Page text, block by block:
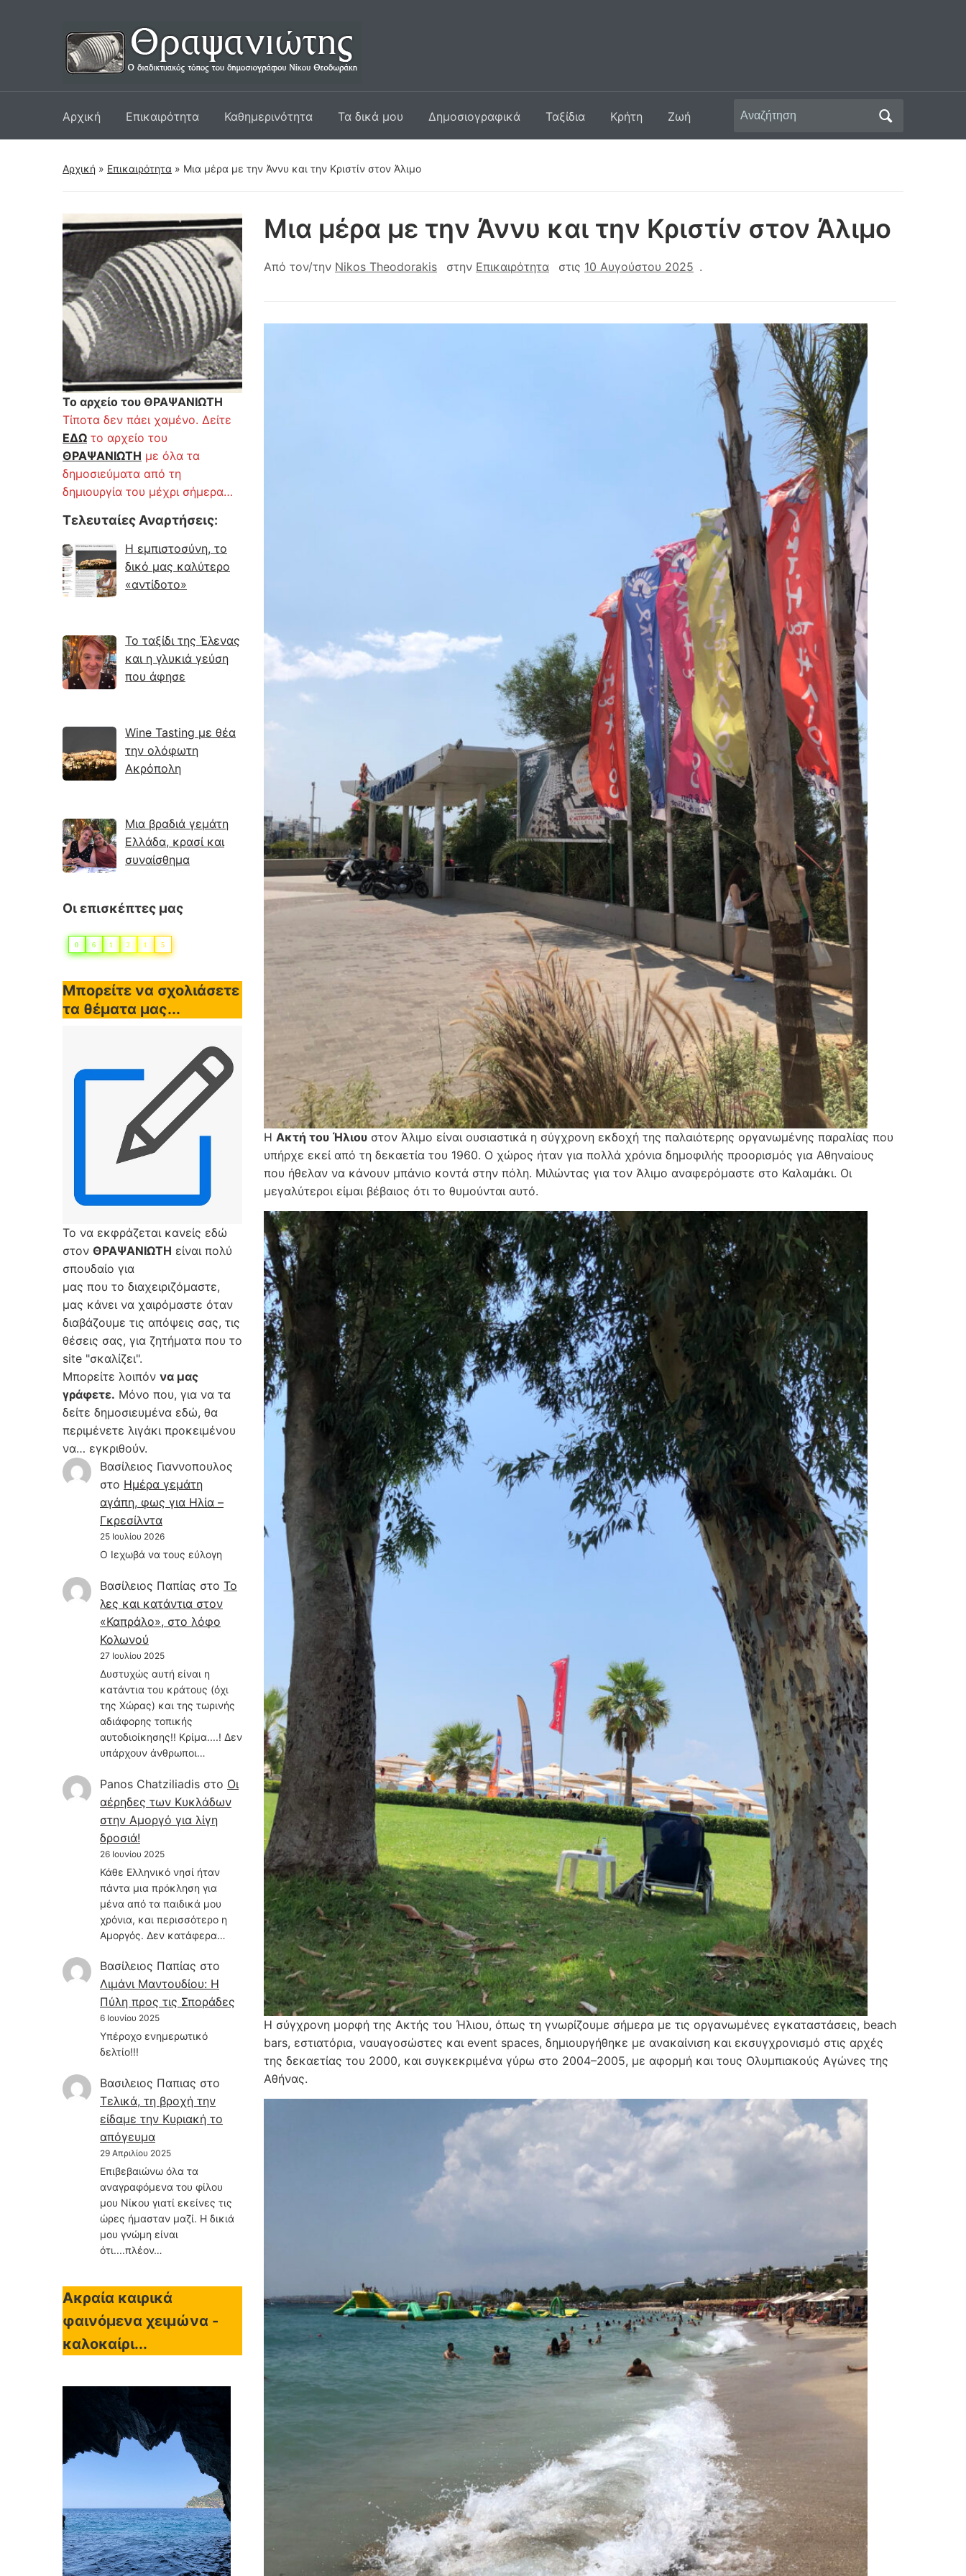
Αρχική Επικαιρότητα Καθημερινότητα Τα δικά μου Δημοσιογραφικά Ταξίδια Κρήτη Ζωή
Αναζήτηση
Αρχική » Επικαιρότητα » Μια μέρα με την Άννυ και την Κριστίν στον Άλιμο
Το αρχείο του ΘΡΑΨΑΝΙΩΤΗ
Τίποτα δεν πάει χαμένο. Δείτε
ΕΔΩ το αρχείο του
ΘΡΑΨΑΝΙΩΤΗ με όλα τα
δημοσιεύματα από τη
δημιουργία του μέχρι σήμερα…
Τελευταίες Αναρτήσεις:
Η εμπιστοσύνη, το
δικό μας καλύτερο
«αντίδοτο»
Το ταξίδι της Έλενας
και η γλυκιά γεύση
που άφησε
Wine Tasting με θέα
την ολόφωτη
Ακρόπολη
Μια βραδιά γεμάτη
Ελλάδα, κρασί και
συναίσθημα
Οι επισκέπτες μας
0 6 1 2 1 5
Μπορείτε να σχολιάσετε
τα θέματα μας...
Το να εκφράζεται κανείς εδώ
στον ΘΡΑΨΑΝΙΩΤΗ είναι πολύ
σπουδαίο για
μας που το διαχειριζόμαστε,
μας κάνει να χαιρόμαστε όταν
διαβάζουμε τις απόψεις σας, τις
θέσεις σας, για ζητήματα που το
site "σκαλίζει".
Μπορείτε λοιπόν να μας
γράφετε. Μόνο που, για να τα
δείτε δημοσιευμένα εδώ, θα
περιμένετε λιγάκι προκειμένου
να… εγκριθούν.
Βασίλειος Γιαννοπουλος
στο Hμέρα γεμάτη
αγάπη, φως για Ηλία –
Γκρεσίλντα
25 Ιουλίου 2026
Ο Ιεχωβά να τους εύλογη
Βασίλειος Παπίας στο Το
λες και κατάντια στον
«Καπράλο», στο λόφο
Κολωνού
27 Ιουλίου 2025
Δυστυχώς αυτή είναι η
κατάντια του κράτους (όχι
της Χώρας) και της τωρινής
αδιάφορης τοπικής
αυτοδιοίκησης!! Κρίμα....! Δεν
υπάρχουν άνθρωποι…
Panos Chatziliadis στο Οι
αέρηδες των Κυκλάδων
στην Αμοργό για λίγη
δροσιά!
26 Ιουνίου 2025
Κάθε Ελληνικό νησί ήταν
πάντα μια πρόκληση για
μένα από τα παιδικά μου
χρόνια, και περισσότερο η
Αμοργός. Δεν κατάφερα…
Βασίλειος Παπίας στο
Λιμάνι Μαντουδίου: Η
Πύλη προς τις Σποράδες
6 Ιουνίου 2025
Υπέροχο ενημερωτικό
δελτίο!!!
Βασιλειος Παπιας στο
Τελικά, τη βροχή την
είδαμε την Κυριακή το
απόγευμα
29 Απριλίου 2025
Επιβεβαιώνω όλα τα
αναγραφόμενα του φίλου
μου Νίκου γιατί εκείνες τις
ώρες ήμασταν μαζί. Η δικιά
μου γνώμη είναι
ότι....πλέον…
Ακραία καιρικά
φαινόμενα χειμώνα -
καλοκαίρι...
Μια μέρα με την Άννυ και την Κριστίν στον Άλιμο
Από τον/την Nikos Theodorakis στην Επικαιρότητα στις 10 Αυγούστου 2025 .
Η Ακτή του Ήλιου στον Άλιμο είναι ουσιαστικά η σύγχρονη εκδοχή της παλαιότερης οργανωμένης παραλίας που
υπήρχε εκεί από τη δεκαετία του 1960. Ο χώρος ήταν για πολλά χρόνια δημοφιλής προορισμός για Αθηναίους
που ήθελαν να κάνουν μπάνιο κοντά στην πόλη. Μιλώντας για τον Άλιμο αναφερόμαστε στο Καλαμάκι. Οι
μεγαλύτεροι είμαι βέβαιος ότι το θυμούνται αυτό.
Η σύγχρονη μορφή της Ακτής του Ήλιου, όπως τη γνωρίζουμε σήμερα με τις οργανωμένες εγκαταστάσεις, beach
bars, εστιατόρια, ναυαγοσώστες και event spaces, δημιουργήθηκε με ανακαίνιση και εκσυγχρονισμό στις αρχές
της δεκαετίας του 2000, και συγκεκριμένα γύρω στο 2004–2005, με αφορμή και τους Ολυμπιακούς Αγώνες της
Αθήνας.